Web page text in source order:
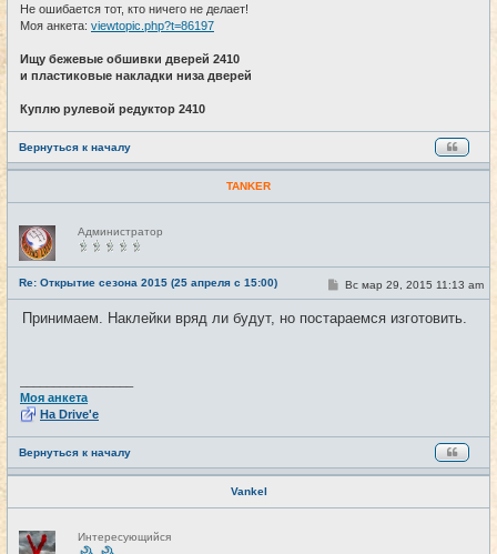
Не ошибается тот, кто ничего не делает!
Моя анкета: viewtopic.php?t=86197
Ищу бежевые обшивки дверей 2410
и пластиковые накладки низа дверей
Куплю рулевой редуктор 2410
Вернуться к началу
TANKER
Н
е
в
с
е
т
и
Администратор
Re: Открытие сезона 2015 (25 апреля с 15:00) #21
С
о
б
Вс мар 29, 2015 11:13 am
Принимаем. Наклейки вряд ли будут, но постараемся изготовить.
Моя анкета
На Drive'e
Вернуться к началу
Vankel
Н
е
Интересующийся